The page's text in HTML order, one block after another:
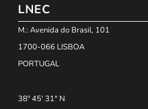
LNEC
M.: Avenida do Brasil, 101
1700-066 LISBOA
PORTUGAL
38º 45' 31" N